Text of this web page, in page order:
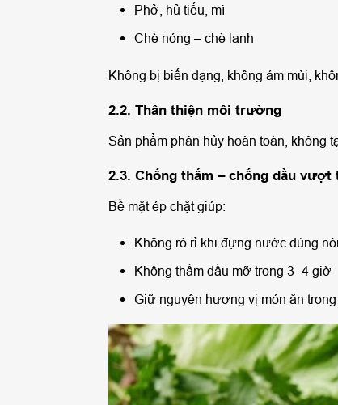
Phở, hủ tiếu, mì
Chè nóng – chè lạnh
Không bị biến dạng, không ám mùi,
2.2. Thân thiện môi trường
Sản phẩm phân hủy hoàn toàn, không
2.3. Chống thấm – chống dầu vượt
Bề mặt ép chặt giúp:
Không rò rỉ khi đựng nước dùng
Không thấm dầu mỡ trong 3–4 giờ
Giữ nguyên hương vị món ăn